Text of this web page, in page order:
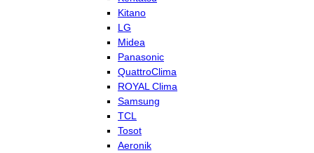
Kitano
LG
Midea
Panasonic
QuattroClima
ROYAL Clima
Samsung
TCL
Tosot
Aeronik